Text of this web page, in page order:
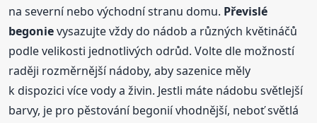
na severní nebo východní stranu domu. Převislé
begonievysazujte vždy do nádob a různých květináčů
podle velikosti jednotlivých odrůd. Volte dle možností
raději rozměrnější nádoby, aby sazenice měly
k dispozici více vody a živin. Jestli máte nádobu světlejší
barvy, je pro pěstování begonií vhodnější, neboť světlá